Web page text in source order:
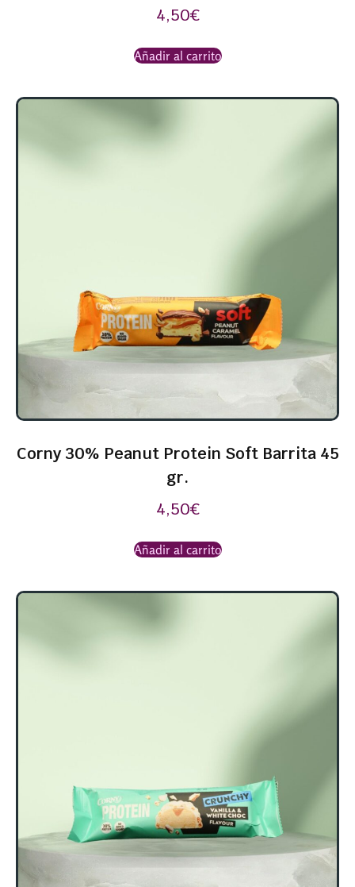
4,50€
Añadir al carrito
Corny 30% Peanut Protein Soft Barrita 45
gr.
4,50€
Añadir al carrito